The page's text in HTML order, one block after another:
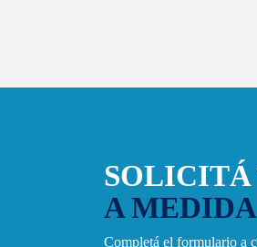
SOLICITÁ
A
Completá el formulario a